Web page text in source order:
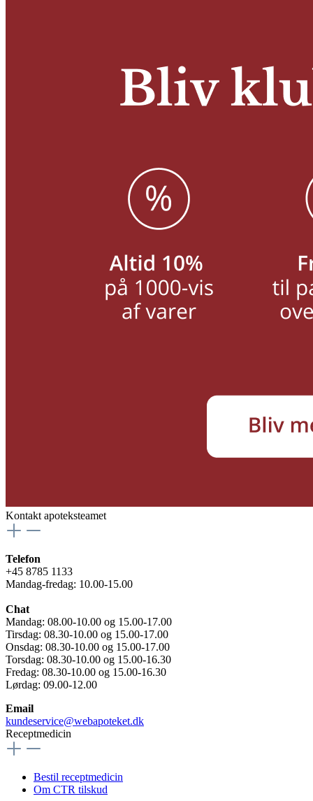
Kontakt apoteksteamet
Telefon
+45 8785 1133
Mandag-fredag: 10.00-15.00
Chat
Mandag: 08.00-10.00 og 15.00-17.00
Tirsdag: 08.30-10.00 og 15.00-17.00
Onsdag: 08.30-10.00 og 15.00-17.00
Torsdag: 08.30-10.00 og 15.00-16.30
Fredag: 08.30-10.00 og 15.00-16.30
Lørdag: 09.00-12.00
Email
kundeservice@webapoteket.dk
Receptmedicin
Bestil receptmedicin
Om CTR tilskud